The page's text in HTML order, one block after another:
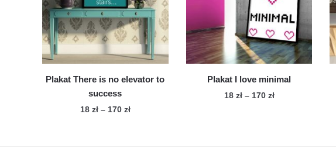
można
wybrać
na
stronie
można
wybrać
na
stronie
Plakat There is no elevator to
success
18 zł – 170 złZakres
Plakat I love minimal
18 zł – 170 złZakres